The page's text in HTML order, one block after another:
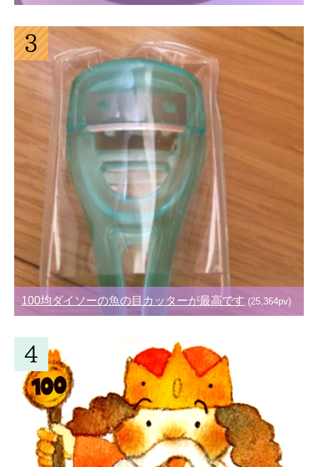
100均ダイソーの魚の目カッターが最高です (25,364pv)